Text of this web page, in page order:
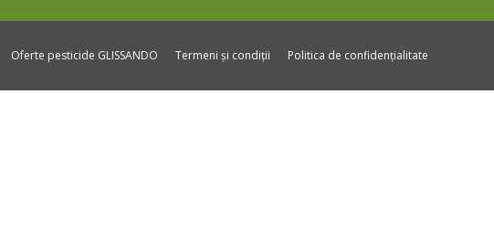
Oferte pesticide GLISSANDO Termeni și condiții Politica de confidențialitate